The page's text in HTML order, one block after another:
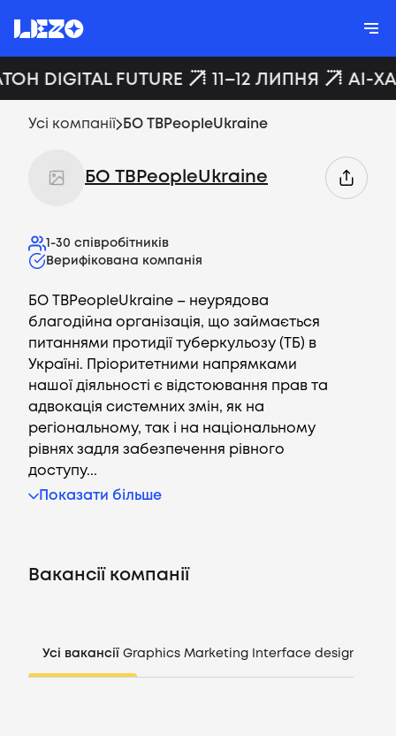
CV генератор
DIGITAL FUTURE 11–12 ЛИПНЯ AI-
Усі компанії БО TBPeopleUkraine
БО TBPeopleUkraine
1-30 співробітників
Верифікована компанія
БО TBPeopleUkraine – неурядова
благодійна організація, що займається
питаннями протидії туберкульозу (ТБ) в
Україні. Пріоритетними напрямками
нашої діяльності є відстоювання прав та
адвокація системних змін, як на
регіональному, так і на національному
рівнях задля забезпечення рівного
доступу...
Показати більше
Вакансії компанії
Усі вакансії Graphics Marketing Interface design